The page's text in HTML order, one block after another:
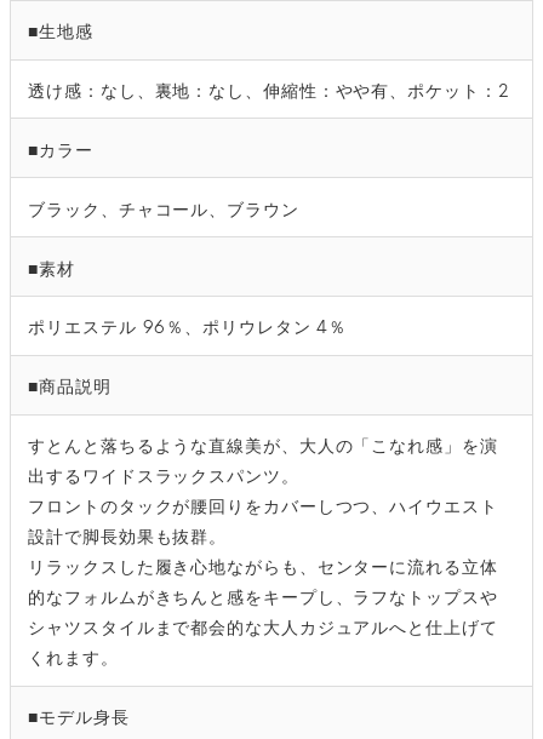
■生地感
透け感：なし、裏地：なし、伸縮性：やや有、ポケット：2
■カラー
ブラック、チャコール、ブラウン
■素材
ポリエステル 96％、ポリウレタン 4％
■商品説明
すとんと落ちるような直線美が、大人の「こなれ感」を演
出するワイドスラックスパンツ。
フロントのタックが腰回りをカバーしつつ、ハイウエスト
設計で脚長効果も抜群。
リラックスした履き心地ながらも、センターに流れる立体
的なフォルムがきちんと感をキープし、ラフなトップスや
シャツスタイルまで都会的な大人カジュアルへと仕上げて
くれます。
■モデル身長